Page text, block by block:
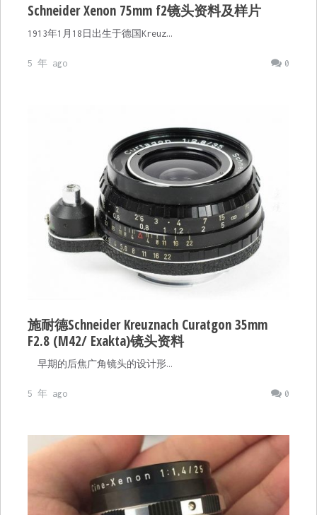
Schneider Xenon 75mm f2镜头资料及样片
1913年1月18日出生于德国Kreuz…
0
5 年 ago
施耐德Schneider Kreuznach Curatgon 35mm
F2.8 (M42/ Exakta)镜头资料
早期的后焦广角镜头的设计形…
0
5 年 ago